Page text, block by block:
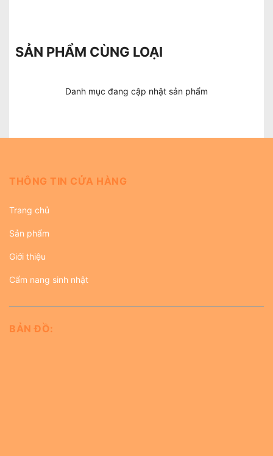
SẢN PHẨM CÙNG LOẠI
Danh mục đang cập nhật sản phẩm
THÔNG TIN CỬA HÀNG
Trang chủ
Sản phẩm
Giới thiệu
Cẩm nang sinh nhật
BẢN ĐỒ: